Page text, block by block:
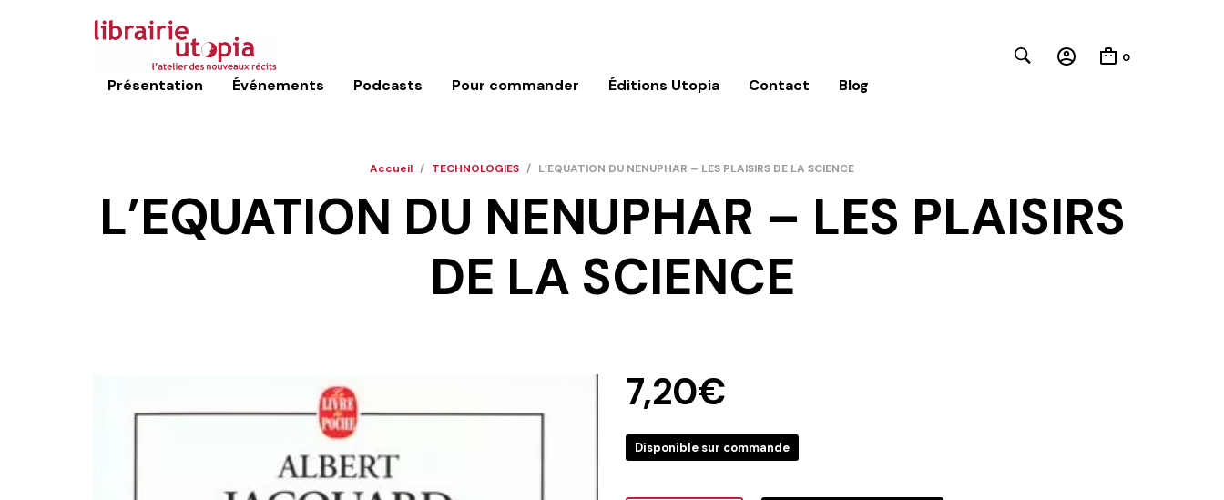
Présentation Événements Podcasts Pour commander Éditions Utopia Contact Blog
0
Accueil / TECHNOLOGIES / L’EQUATION DU NENUPHAR – LES PLAISIRS DE LA SCIENCE
L’EQUATION DU NENUPHAR – LES PLAISIRS
DE LA SCIENCE
7,20€
Disponible sur commande
Close